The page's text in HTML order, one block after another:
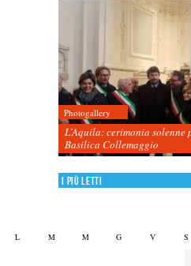
Photogallery
L’Aquila: cerimonia solenne
Basilica Collemaggio
I più letti
L M M G V S